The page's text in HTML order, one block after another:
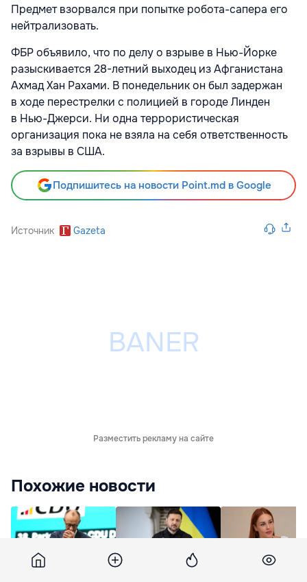
Предмет взорвался при попытке робота-сапера его
нейтрализовать.
ФБР объявило, что по делу о взрыве в Нью-Йорке
разыскивается 28-летний выходец из Афганистана
Ахмад Хан Рахами. В понедельник он был задержан
в ходе перестрелки с полицией в городе Линден
в Нью-Джерси. Ни одна террористическая
организация пока не взяла на себя ответственность
за взрывы в США.
Подпишитесь на новости Point.md в Google
Источник Gazeta
Разместить рекламу на сайте
Похожие новости